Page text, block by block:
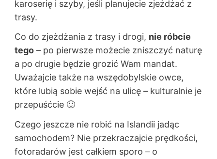
karoserię i szyby, jeśli planujecie zjeżdżać z
trasy.
Co do zjeżdżania z trasy i drogi, nie róbcie
tego – po pierwsze możecie zniszczyć naturę
a po drugie będzie grozić Wam mandat.
Uważajcie także na wszędobylskie owce,
które lubią sobie wejść na ulicę – kulturalnie je
przepuśćcie 🙂
Czego jeszcze nie robić na Islandii jadąc
samochodem? Nie przekraczajcie prędkości,
fotoradarów jest całkiem sporo – o